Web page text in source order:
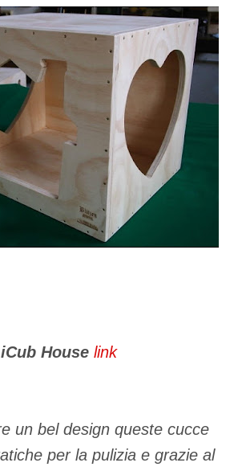
iCub House link
un bel design queste cucce
per la pulizia e grazie al